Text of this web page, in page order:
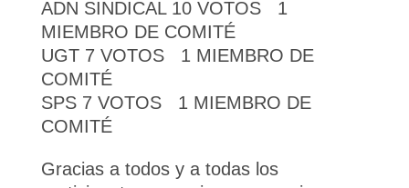
ADN SINDICAL 10 VOTOS 1
MIEMBRO DE COMITÉ
UGT 7 VOTOS 1 MIEMBRO DE
COMITÉ
SPS 7 VOTOS 1 MIEMBRO DE
COMITÉ
Gracias a todos y a todas los